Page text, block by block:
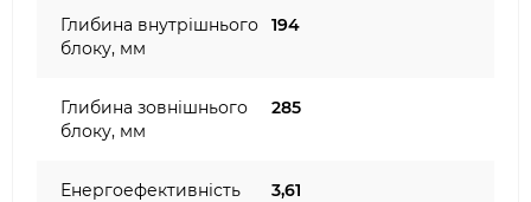
Глибина внутрішнього
блоку, мм
194
Глибина зовнішнього
блоку, мм
285
Енергоефективність
3,61